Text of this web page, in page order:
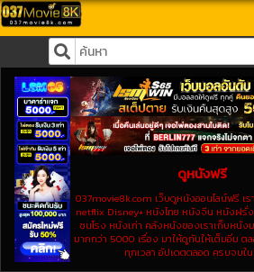
ดูหนังฟรี
037movie8k.com เว็บดูหนังออนไลน์ฟรี เ
netflix Disney+ หนังไทย หนังจีน หนังฝรั่
ชนโรง หนังเก่า คลังหนังของเราเก็บหนัง
มากกว่า 5000 เรื่อง มาให้ดูกันให้เต็มอิ่ม ต
ทุกเวลา อัปเดตตลอด ครบจบใ